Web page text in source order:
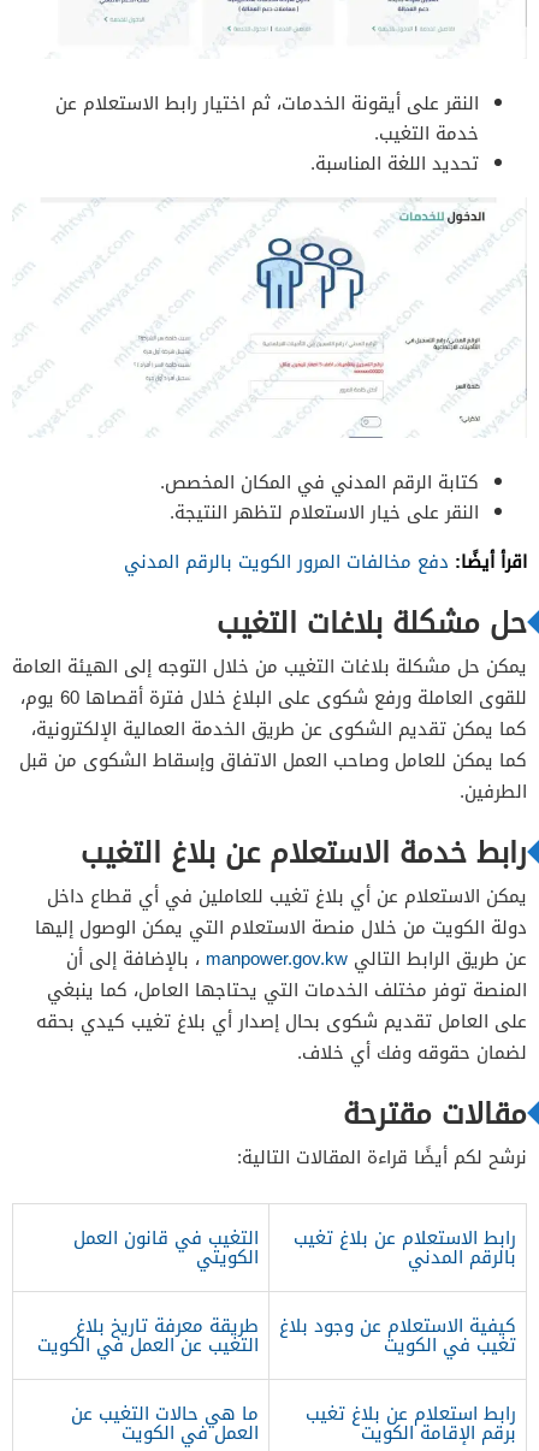
النقر على أيقونة الخدمات، ثم اختيار رابط الاستعلام عن
خدمة التغيب.
تحديد اللغة المناسبة.
كتابة الرقم المدني في المكان المخصص.
النقر على خيار الاستعلام لتظهر النتيجة.
اقرأ أيضًا: دفع مخالفات المرور الكويت بالرقم المدني
حل مشكلة بلاغات التغيب
يمكن حل مشكلة بلاغات التغيب من خلال التوجه إلى الهيئة العامة
للقوى العاملة ورفع شكوى على البلاغ خلال فترة أقصاها 60 يوم،
كما يمكن تقديم الشكوى عن طريق الخدمة العمالية الإلكترونية،
كما يمكن للعامل وصاحب العمل الاتفاق وإسقاط الشكوى من قبل
الطرفين.
رابط خدمة الاستعلام عن بلاغ التغيب
يمكن الاستعلام عن أي بلاغ تغيب للعاملين في أي قطاع داخل
دولة الكويت من خلال منصة الاستعلام التي يمكن الوصول إليها
عن طريق الرابط التالي
، بالإضافة إلى أن
المنصة توفر مختلف الخدمات التي يحتاجها العامل، كما ينبغي
على العامل تقديم شكوى بحال إصدار أي بلاغ تغيب كيدي بحقه
لضمان حقوقه وفك أي خلاف.
مقالات مقترحة
نرشح لكم أيضًا قراءة المقالات التالية:
رابط الاستعلام عن بلاغ تغيب
بالرقم المدني
التغيب في قانون العمل
الكويتي
كيفية الاستعلام عن وجود بلاغ
تغيب في الكويت
طريقة معرفة تاريخ بلاغ
التغيب عن العمل في الكويت
رابط استعلام عن بلاغ تغيب
برقم الإقامة الكويت
ما هي حالات التغيب عن
العمل في الكويت